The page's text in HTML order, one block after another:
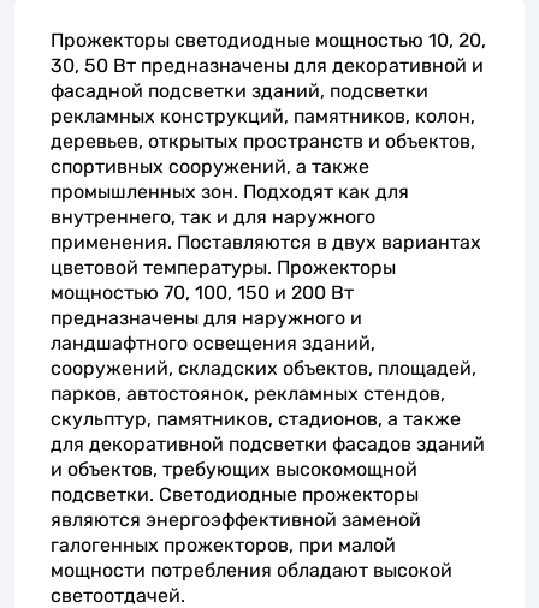
Прожекторы светодиодные мощностью 10, 20,
30, 50 Вт предназначены для декоративной и
фасадной подсветки зданий, подсветки
рекламных конструкций, памятников, колон,
деревьев, открытых пространств и объектов,
спортивных сооружений, а также
промышленных зон. Подходят как для
внутреннего, так и для наружного
применения. Поставляются в двух вариантах
цветовой температуры. Прожекторы
мощностью 70, 100, 150 и 200 Вт
предназначены для наружного и
ландшафтного освещения зданий,
сооружений, складских объектов, площадей,
парков, автостоянок, рекламных стендов,
скульптур, памятников, стадионов, а также
для декоративной подсветки фасадов зданий
и объектов, требующих высокомощной
подсветки. Светодиодные прожекторы
являются энергоэффективной заменой
галогенных прожекторов, при малой
мощности потребления обладают высокой
светоотдачей.